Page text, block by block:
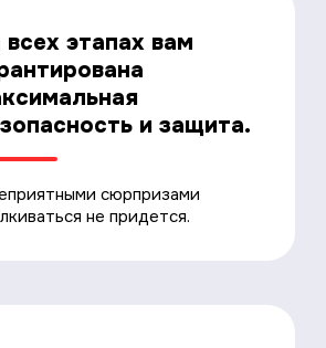
всех этапах вам
и защита.
сюрпризами
не придется.